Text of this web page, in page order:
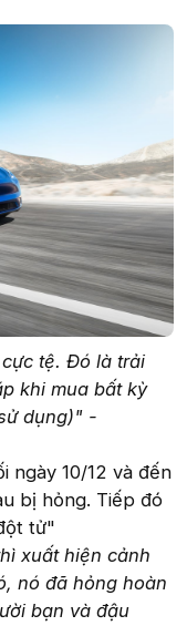
tệ. Đó là trải
khi mua bất kỳ
dụng)" -
ngày 10/12 và đến
bị hỏng. Tiếp đó
tử"
xuất hiện cảnh
nó đã hỏng hoàn
bạn và đậu